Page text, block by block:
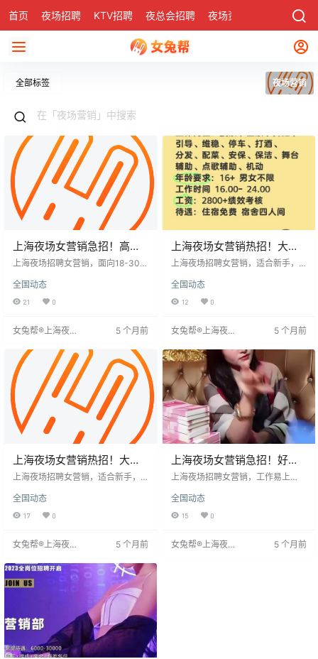
首页 夜场招聘 KTV招聘 夜总会招聘 夜场资讯 社区
全部标签 夜场营销
上海夜场女营销急招！高端
客户单独对接 + 大经理带
上海夜场招聘女营销，面向18-30
接高端商务客户，沟通轻松，大经
理手把手带教，新人易上手。福利
定赚钱，又能积累优质人脉，适合
全国动态
21 0
女兔帮®上海夜场
5 个月前
上海夜场女营销热招！大经
理带教 + 包住宿包机票，日
上海夜场招聘女营销，适合新手，
通、住宿支持，报销路费、包机
票、包住宿，解决外地人后顾之
车。工作环境舒适，客户轻松相
全国动态
12 0
女兔帮®上海夜场
5 个月前
上海夜场女营销热招！大经
理带教 + 包住宿包机票，日
上海夜场招聘女营销，适合新手，
通、住宿全包及报销，通勤便利，
日结薪资1000-2800元，表现佳有
奖励。工作环境舒适，下班可享受
以上女生，机会难得，快来加入我
全国动态
17 0
女兔帮®上海夜场
5 个月前
上海夜场女营销急招！好上
班 + 大经理带，日结 1600-
上海夜场招聘女营销，工作易上
程等逐步指导，新手快速适应。要
求年龄18-30岁，女，身高160cm
以上。工作环境舒适，客户素质
服务。待遇优厚，日结1200-2800
全国动态
15 0
女兔帮®上海夜场
5 个月前